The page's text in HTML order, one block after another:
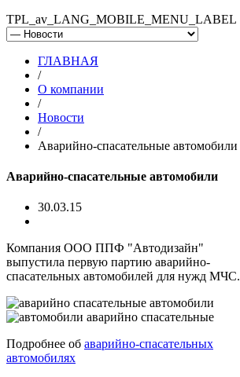
TPL_av_LANG_MOBILE_MENU_LABEL
ГЛАВНАЯ
/
О компании
/
Новости
/
Аварийно-спасательные автомобили
Аварийно-спасательные автомобили
30.03.15
Компания ООО ППФ "Автодизайн"
выпустила первую партию аварийно-
спасательных автомобилей для нужд МЧС.
Подробнее об аварийно-спасательных
автомобилях